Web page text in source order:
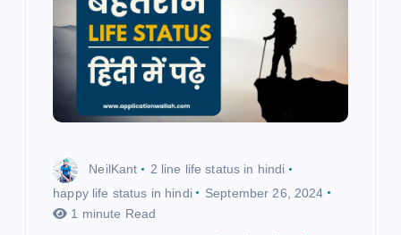
NeilKant
2 line life status in hindi
happy life status in hindi
September 26, 2024
1 minute Read